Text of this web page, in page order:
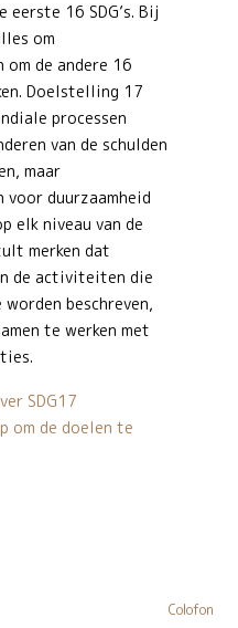
eerste 16 SDG’s. Bij
om
om de andere 16
Doelstelling 17
processen
van de schulden
maar
voor duurzaamheid
elk niveau van de
merken dat
de activiteiten die
beschreven,
te werken met
SDG17
om de doelen te
Colofon